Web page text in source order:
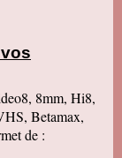
8mm, Hi8,
Betamax,
de :